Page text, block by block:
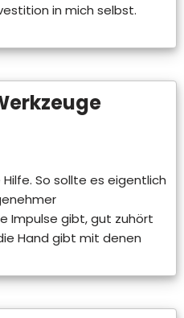
in mich selbst.
So sollte es eigentlich
Impulse gibt, gut zuhört
Hand gibt mit denen